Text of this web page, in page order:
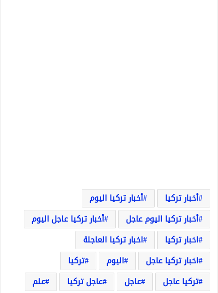
أخبار تركيا
أخبار تركيا اليوم
أخبار تركيا اليوم عاجل
أخبار تركيا عاجل اليوم
اخبار تركيا
اخبار تركيا العاجلة
اخبار تركيا عاجل
اليوم
تركيا
تركيا عاجل
عاجل عاجل تركيا
علم